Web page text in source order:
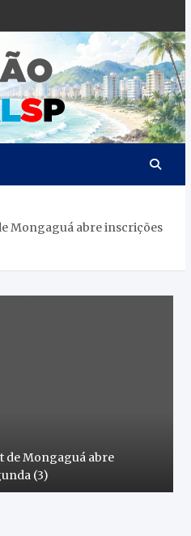
Litoral
Notícias da
Baixada Santista
Mongaguá abre inscrições
de Mongaguá abre
(3)